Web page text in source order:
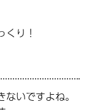
り！
いですよね。